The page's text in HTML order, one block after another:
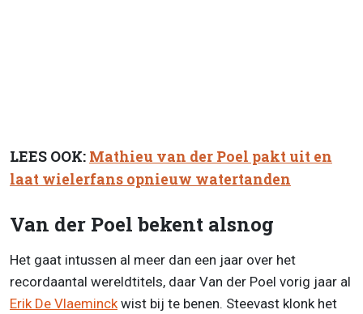
LEES OOK: Mathieu van der Poel pakt uit en
laat wielerfans opnieuw watertanden
Van der Poel bekent alsnog
Het gaat intussen al meer dan een jaar over het
recordaantal wereldtitels, daar Van der Poel vorig jaar al
Erik De Vlaeminckwist bij te benen. Steevast klonk het